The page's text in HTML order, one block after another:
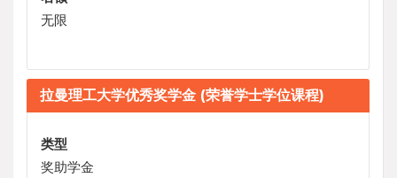
无限
拉曼理工大学优秀奖学金 (荣誉学士学位课程)
类型
奖助学金